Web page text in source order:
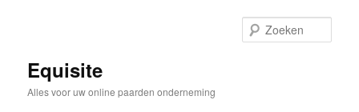
Equisite
Alles voor uw online paarden onderneming